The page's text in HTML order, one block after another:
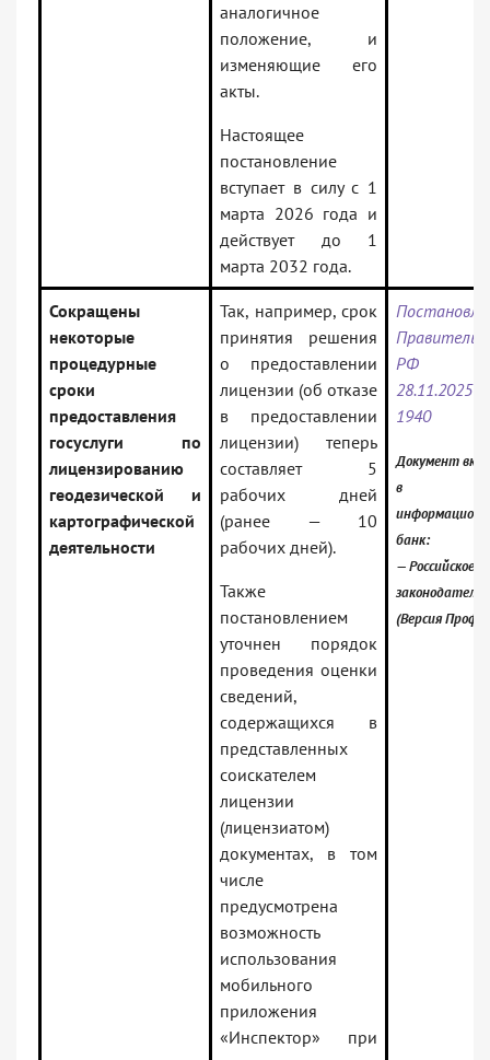
аналогичное
положение, и
изменяющие его
акты.
Настоящее
постановление
вступает в силу с 1
марта 2026 года и
действует до 1
марта 2032 года.
Сокращены
некоторые
процедурные
сроки
предоставления
госуслуги по
лицензированию
геодезической и
картографической
деятельности
Так, например, срок
принятия решения
о предоставлении
лицензии (об отказе
в предоставлении
лицензии) теперь
составляет 5
рабочих дней
(ранее — 10
рабочих дней).
Также
постановлением
уточнен порядок
проведения оценки
сведений,
содержащихся в
представленных
соискателем
лицензии
(лицензиатом)
документах, в том
числе
предусмотрена
возможность
использования
мобильного
приложения
«Инспектор» при
РФ
1940
Документ
в
банк:
— Российское
(Версия Проф)